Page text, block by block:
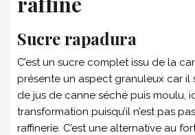
Sucre rapadura
C’est un sucre complet issu de la
présente un aspect granuleux car il
de jus de canne séché puis moulu,
transformation puisqu’il n’est pas
raffinerie. C’est une alternative au